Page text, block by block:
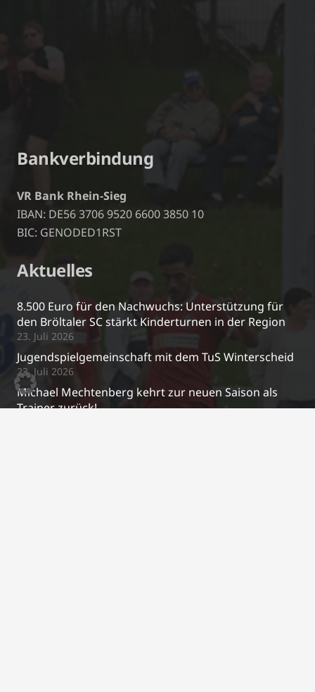
Bankverbindung
VR Bank Rhein-Sieg
IBAN: DE56 3706 9520 6600 3850 10
BIC: GENODED1RST
Aktuelles
8.500 Euro für den Nachwuchs: Unterstützung für
den Bröltaler SC stärkt Kinderturnen in der Region
23. Juli 2026
Jugendspielgemeinschaft mit dem TuS Winterscheid
23. Juli 2026
Michael Mechtenberg kehrt zur neuen Saison als
Trainer zurück!